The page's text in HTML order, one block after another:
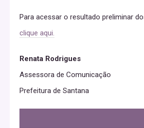
Para acessar o resultado preliminar
clique aqui.
Renata Rodrigues
Assessora de Comunicação
Prefeitura de Santana